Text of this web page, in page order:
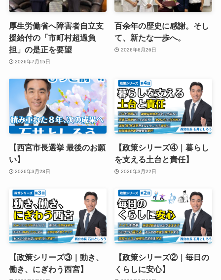
厚生労働省へ障害者自立支
援給付の「市町村超過負
担」の是正を要望
2026年7月15日
百余年の歴史に感謝。そし
て、新たな一歩へ。
2026年6月26日
【西宮市長選挙 最後のお願
い】
2026年3月28日
【政策シリーズ④｜暮らし
を支える土台と責任】
2026年3月22日
【政策シリーズ③｜動き、
働き、にぎわう西宮】
【政策シリーズ②｜毎日の
くらしに安心】